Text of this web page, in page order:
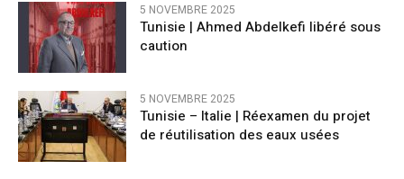
5 NOVEMBRE 2025
Tunisie | Ahmed Abdelkefi libéré sous
caution
5 NOVEMBRE 2025
Tunisie – Italie | Réexamen du projet
de réutilisation des eaux usées